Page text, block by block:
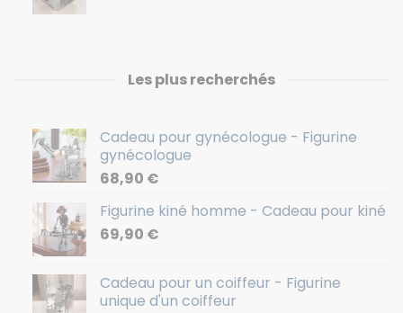
Les plus recherchés
Cadeau pour gynécologue - Figurine
gynécologue
68,90 €
Figurine kiné homme - Cadeau pour kiné
69,90 €
Cadeau pour un coiffeur - Figurine
unique d'un coiffeur